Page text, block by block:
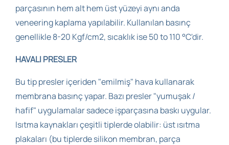
parçasının hem alt hem üst yüzeyi aynı anda
veneering kaplama yapılabilir. Kullanılan basınç
genellikle 8-20 Kgf/cm2, sıcaklık ise 50 to 110 °C'dir.
HAVALI PRESLER
Bu tip presler içeriden "emilmiş" hava kullanarak
membrana basınç yapar. Bazı presler "yumuşak /
hafif" uygulamalar sadece işparçasına baskı uygular.
Isıtma kaynakları çeşitli tiplerde olabilir: üst ısıtma
plakaları (bu tiplerde silikon membran, parça